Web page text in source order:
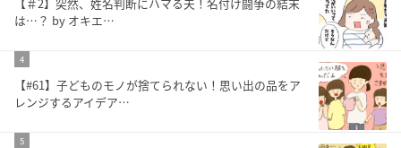
は…？ by オキエ…
4
【#61】子どものモノが捨てられない！思い出の品をア
レンジするアイデア…
5